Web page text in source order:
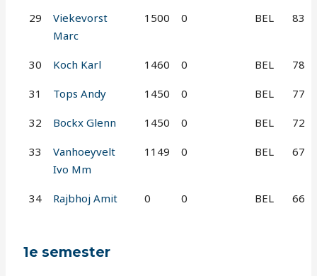
29
Viekevorst
Marc
1500 0 BEL 83
30 Koch Karl 1460 0 BEL 78
31 Tops Andy 1450 0 BEL 77
32 Bockx Glenn 1450 0 BEL 72
33
Vanhoeyvelt
Ivo Mm
1149 0 BEL 67
34 Rajbhoj Amit 0 0 BEL 66
1e semester